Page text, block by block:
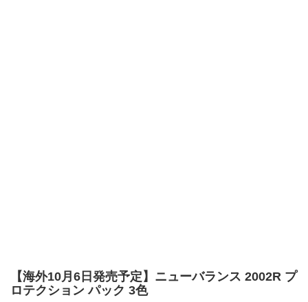
【海外10月6日発売予定】ニューバランス 2002R プ
ロテクション パック 3色